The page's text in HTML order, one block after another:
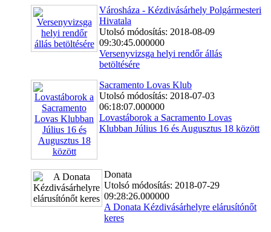
Városháza - Kézdivásárhely Polgármesteri
Hivatala
Utolsó módosítás: 2018-08-09
09:30:45.000000
Versenyvizsga helyi rendőr állás
betöltésére
Sacramento Lovas Klub
Utolsó módosítás: 2018-07-03
06:18:07.000000
Lovastáborok a Sacramento Lovas
Klubban Július 16 és Augusztus 18 között
Donata
Utolsó módosítás: 2018-07-29
09:28:26.000000
A Donata Kézdivásárhelyre elárusítónőt
keres